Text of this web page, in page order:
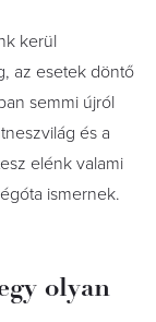
kerül
az esetek döntő
semmi újról
és a
elénk valami
ismernek.
olyan